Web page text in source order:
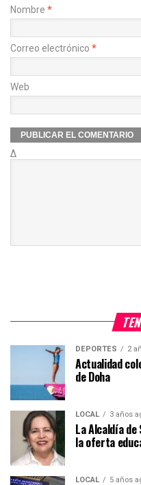
Nombre *
Correo electrónico *
Web
Δ
DEPORTES 2
Actualidad
de Doha
LOCAL 3 años
La Alcaldía de
la oferta
LOCAL 5 años